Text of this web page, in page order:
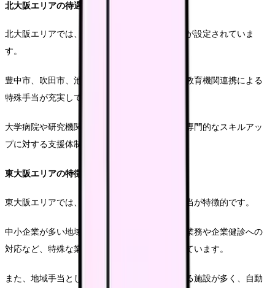
北大阪エリアの待遇
北大阪エリアでは、準都市部としての給与水準が設定されていま
す。
豊中市、吹田市、池田市などでは、研究手当や教育機関連携による
特殊手当が充実しています。
大学病院や研究機関が多い地域特性を踏まえ、専門的なスキルアッ
プに対する支援体制も整っています。
東大阪エリアの特徴
東大阪エリアでは、産業保健と連携に関する手当が特徴的です。
中小企業が多い地域特性から、産業医との連携業務や企業健診への
対応など、特殊な業務に対する手当が設定されています。
また、地域手当として優先1万2万円が支給される施設が多く、自動